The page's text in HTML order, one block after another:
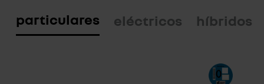
particulares eléctricos híbridos